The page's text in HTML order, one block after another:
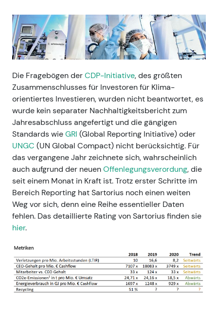
Die Fragebögen derCDP-Initiative, des größten
Zusammenschlusses für Investoren für Klima-
orientiertes Investieren, wurden nicht beantwortet, es
wurde kein separater Nachhaltigkeitsbericht zum
Jahresabschluss angefertigt und die gängigen
Standards wieGRI (Global Reporting Initiative) oder
UNGC (UN Global Compact) nicht berücksichtig. Für
das vergangene Jahr zeichnete sich, wahrscheinlich
auch aufgrund der neuenOffenlegungsverordung, die
seit einem Monat in Kraft ist. Trotz erster Schritte im
Bereich Reporting hat Sartorius noch einen weiten
Weg vor sich, denn eine Reihe essentieller Daten
fehlen. Das detaillierte Rating von Sartorius finden sie
hier.